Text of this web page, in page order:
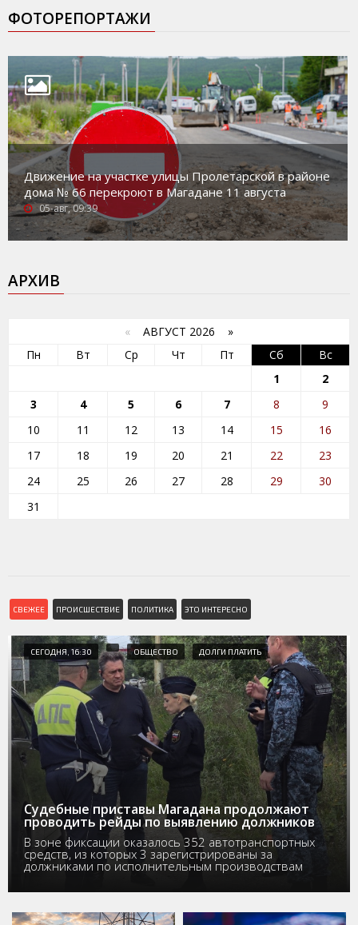
ФОТОРЕПОРТАЖИ
Движение на участке улицы Пролетарской в районе
дома № 66 перекроют в Магадане 11 августа
05-авг, 09:39
АРХИВ
« АВГУСТ 2026 »
Пн
Вт Ср Чт Пт Сб
Вс
1
2
3
4 5 6 7 8
9
10
11 12 13 14 15
16
17
18 19 20 21 22
23
24
25 26 27 28 29
30
31
СВЕЖЕЕ ПРОИСШЕСТВИЕ ПОЛИТИКА ЭТО ИНТЕРЕСНО
СЕГОДНЯ, 16:30 ОБЩЕСТВО ДОЛГИ ПЛАТИТЬ
Судебные приставы Магадана продолжают
проводить рейды по выявлению должников
В зоне фиксации оказалось 352 автотранспортных
средств, из которых 3 зарегистрированы за
должниками по исполнительным производствам